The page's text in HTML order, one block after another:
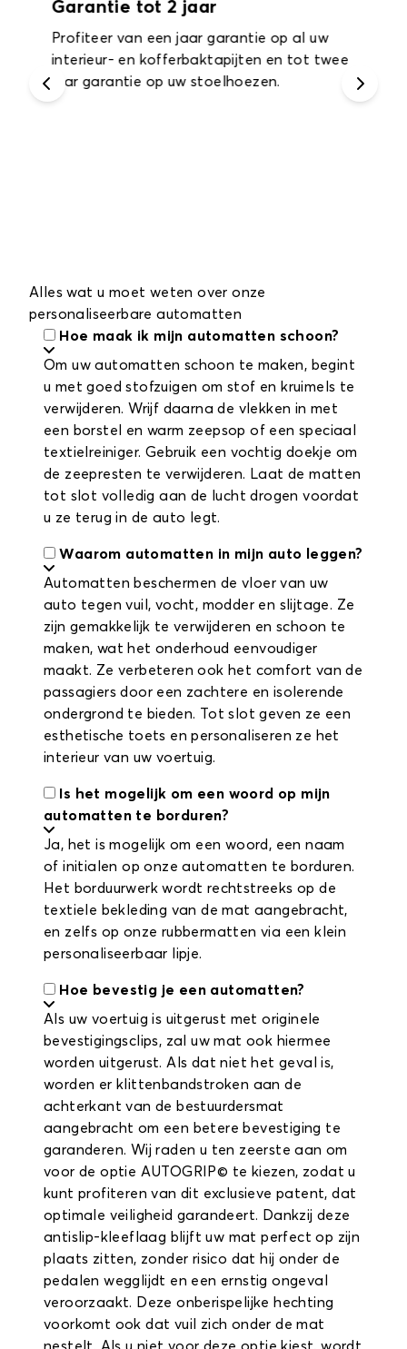
Garantie tot 2 jaar
Profiteer van een jaar garantie op al uw
interieur- en kofferbaktapijten en tot twee
jaar garantie op uw stoelhoezen.
Alles wat u moet weten over onze
personaliseerbare automatten
Hoe maak ik mijn automatten schoon?
Om uw automatten schoon te maken, begint
u met goed stofzuigen om stof en kruimels te
verwijderen. Wrijf daarna de vlekken in met
een borstel en warm zeepsop of een speciaal
textielreiniger. Gebruik een vochtig doekje om
de zeepresten te verwijderen. Laat de matten
tot slot volledig aan de lucht drogen voordat
u ze terug in de auto legt.
Waarom automatten in mijn auto leggen?
Automatten beschermen de vloer van uw
auto tegen vuil, vocht, modder en slijtage. Ze
zijn gemakkelijk te verwijderen en schoon te
maken, wat het onderhoud eenvoudiger
maakt. Ze verbeteren ook het comfort van de
passagiers door een zachtere en isolerende
ondergrond te bieden. Tot slot geven ze een
esthetische toets en personaliseren ze het
interieur van uw voertuig.
Is het mogelijk om een woord op mijn
automatten te borduren?
Ja, het is mogelijk om een woord, een naam
of initialen op onze automatten te borduren.
Het borduurwerk wordt rechtstreeks op de
textiele bekleding van de mat aangebracht,
en zelfs op onze rubbermatten via een klein
personaliseerbaar lipje.
Hoe bevestig je een automatten?
Als uw voertuig is uitgerust met originele
bevestigingsclips, zal uw mat ook hiermee
worden uitgerust. Als dat niet het geval is,
worden er klittenbandstroken aan de
achterkant van de bestuurdersmat
aangebracht om een betere bevestiging te
garanderen. Wij raden u ten zeerste aan om
voor de optie AUTOGRIP© te kiezen, zodat u
kunt profiteren van dit exclusieve patent, dat
optimale veiligheid garandeert. Dankzij deze
antislip-kleeflaag blijft uw mat perfect op zijn
plaats zitten, zonder risico dat hij onder de
pedalen wegglijdt en een ernstig ongeval
veroorzaakt. Deze onberispelijke hechting
voorkomt ook dat vuil zich onder de mat